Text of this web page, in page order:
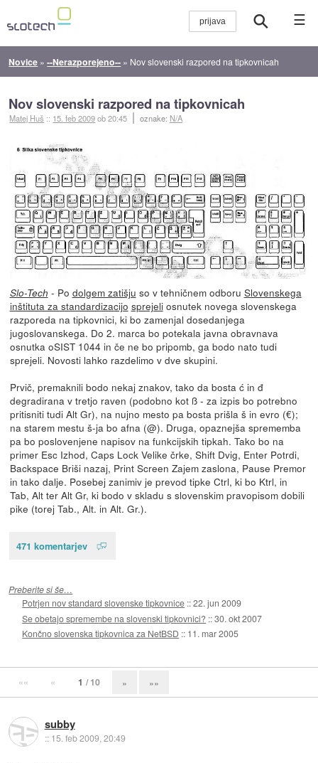
☰
Novice »--Nerazporejeno-- » Nov slovenski razpored na tipkovnicah
Nov slovenski razpored na tipkovnicah
Matej Huš :: 15. feb 2009ob 20:45 oznake: N/A
Slo-Tech - Po dolgem zatišju so v tehničnem odboru Slovenskega
inštituta za standardizacijo sprejeliosnutek novega slovenskega
razporeda na tipkovnici, ki bo zamenjal dosedanjega
jugoslovanskega. Do 2. marca bo potekala javna obravnava
osnutka oSIST 1044 in če ne bo pripomb, ga bodo nato tudi
sprejeli. Novosti lahko razdelimo v dve skupini.
Prvič, premaknili bodo nekaj znakov, tako da bosta ć in đ
degradirana v tretjo raven (podobno kot ß - za izpis bo potrebno
pritisniti tudi Alt Gr), na nujno mesto pa bosta prišla š in evro (€);
na starem mestu š-ja bo afna (@). Druga, opaznejša sprememba
pa bo poslovenjene napisov na funkcijskih tipkah. Tako bo na
primer Esc Izhod, Caps Lock Velike črke, Shift Dvig, Enter Potrdi,
Backspace Briši nazaj, Print Screen Zajem zaslona, Pause Premor
in tako dalje. Posebej zanimiv je prevod tipke Ctrl, ki bo Ktrl, in
Tab, Alt ter Alt Gr, ki bodo v skladu s slovenskim pravopisom dobili
pike (torej Tab., Alt. in Alt. Gr.).
471 komentarjev
Preberite si še…
Potrjen nov standard slovenske tipkovnice ::22. jun 2009
Se obetajo spremembe na slovenski tipkovnici? ::30. okt 2007
Končno slovenska tipkovnica za NetBSD :: 11. mar 2005
«« « 1 / 10 » »»
subby
:: 15. feb 2009, 20:49